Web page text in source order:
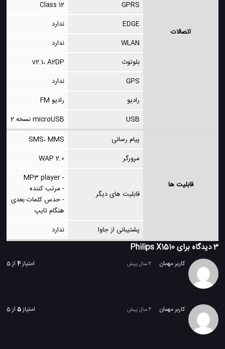
اتصالات
GPRS
Class 12
EDGE
ندارد
WLAN
ندارد
بلوتوث
v2.1، A2DP
GPS
ندارد
رادیو
رادیو FM
USB
microUSB نسخه 2
قابلیت ها
پیام رسانی
SMS، MMS
مرورگر
WAP 2.0
قابلیت های دیگر
- MP3 player
- مرتب کننده
- حدس کلمات بعدی
هنگام تایپ
پشتیبانی از جاوا
ندارد
3 دیدگاه برای Philips X1510
امتیاز4 از 5 کاربر مهمان 4 سال پیش
امتیاز5 از 5 کاربر مهمان 4 سال پیش